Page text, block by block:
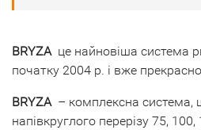
BRYZAце найновіша система
початку 2004 р. і вже
BRYZA – комплексна система,
напівкруглого перерізу 75,